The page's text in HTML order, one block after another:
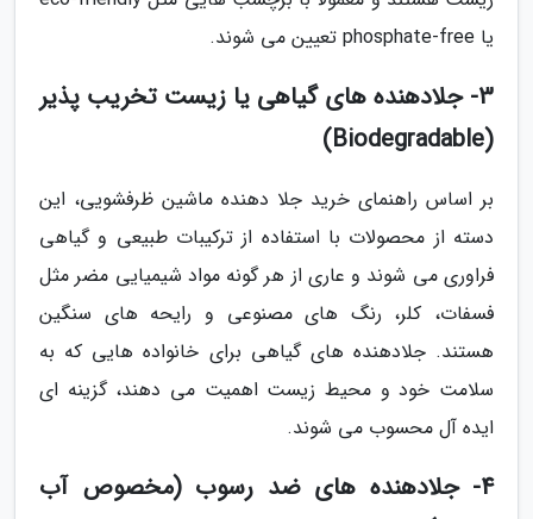
یا phosphate-free تعیین می شوند.
3- جلادهنده های گیاهی یا زیست تخریب پذیر
(Biodegradable)
بر اساس راهنمای خرید جلا دهنده ماشین ظرفشویی، این
دسته از محصولات با استفاده از ترکیبات طبیعی و گیاهی
فراوری می شوند و عاری از هر گونه مواد شیمیایی مضر مثل
فسفات، کلر، رنگ های مصنوعی و رایحه های سنگین
هستند. جلادهنده های گیاهی برای خانواده هایی که به
سلامت خود و محیط زیست اهمیت می دهند، گزینه ای
ایده آل محسوب می شوند.
4- جلادهنده های ضد رسوب (مخصوص آب